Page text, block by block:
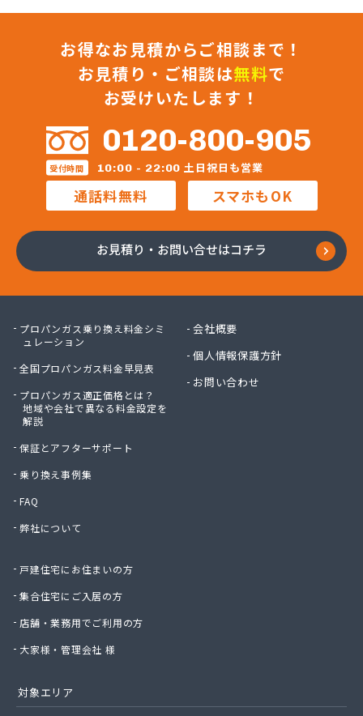
山部石油店
狩場ガス住機株式会社
緒方瓦斯店
小原プロパン
小川商店
昭和電工株式会社熊本ガスセンター
松村石油ガス商会
松島プロパンガス株式会社
上竹プロパン
城南プロパンガス商会
人吉木炭株式会社
西吉美商店
西島燃料店
西部ガスエネルギー株式会社 熊本支店
川口ガス設備
早川俊春商店
村上プロパン店
太陽ガス株式会社
大幸プロパン株式会社
大鵬ホーム産業株式会社
大牟田ガスエネルギー株式会社玉名営業所
大和プロパン
第一マルヰガス株式会社
中曽根プロパン店
お得なお見積からご相談まで！
お見積り・ご相談は無料で
お受けいたします！
0120-800-905
受付時間 10:00 - 22:00 土日祝日も営業
通話料無料 スマホもOK
お見積り・お問い合せはコチラ
プロパンガス乗り換え料金シミ
ュレーション
全国プロパンガス料金早見表
プロパンガス適正価格とは？
地域や会社で異なる料金設定を
解説
保証とアフターサポート
乗り換え事例集
FAQ
弊社について
戸建住宅にお住まいの方
集合住宅にご入居の方
店舗・業務用でご利用の方
大家様・管理会社 様
会社概要
個人情報保護方針
お問い合わせ
対象エリア